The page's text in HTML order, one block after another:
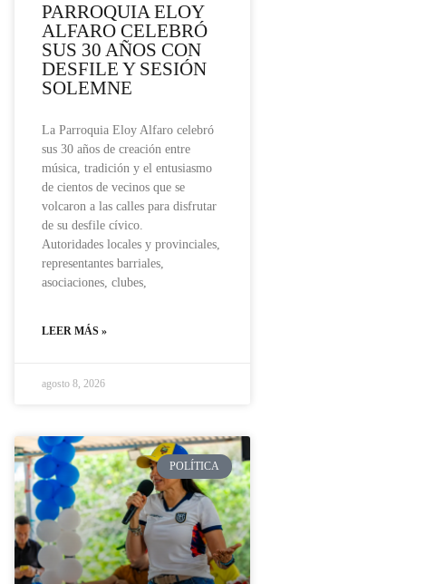
PARROQUIA ELOY
ALFARO CELEBRÓ
SUS 30 AÑOS CON
DESFILE Y SESIÓN
SOLEMNE
La Parroquia Eloy Alfaro celebró
sus 30 años de creación entre
música, tradición y el entusiasmo
de cientos de vecinos que se
volcaron a las calles para disfrutar
de su desfile cívico.
Autoridades locales y provinciales,
representantes barriales,
asociaciones, clubes,
LEER MÁS »
agosto 8, 2026
POLÍTICA